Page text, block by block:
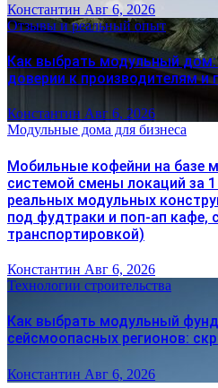
Константин Авг 6, 2026
Отзывы и реальный опыт
Как выбрать модульный
доверии к производителям и
Константин Авг 6, 2026
Модульные дома для бизнеса
Мобильные кофейни на базе
системой смены локаций за
реальных модульных
под фудтраки и поп-ап кафе,
транспортировкой)
Константин Авг 6, 2026
Технологии строительства
Как выбрать модульный
сейсмоопасных регионов:
Константин Авг 6, 2026